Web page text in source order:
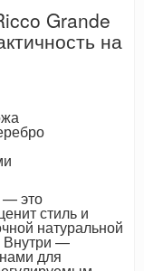
Grande
на
— это
стиль и
натуральной
Внутри —
для